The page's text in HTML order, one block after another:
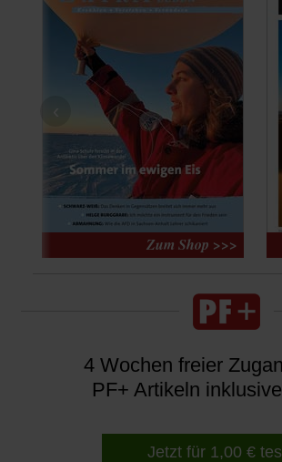
‹
4 Wochen freier
PF+ Artikeln
Jetzt für 1,00 €